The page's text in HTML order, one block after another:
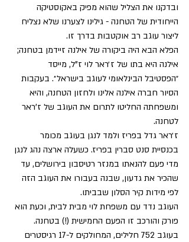
ובדקנו את הצליל שהוא מפיק באקוסטיקה
הייחודית של הטחנה - גילינו לצערנו שלא נצליח
ליצור עוגב רב אוקטבות בדרך זו.
הפלא הבא היה ביקורה של אילנה זיידמן בטחנה;
אילנה היא בתו של ז׳ראר לוי ז"ל, מייסד
״הפסטיבל הבינלאומי לעוגב בישראל״. בעקבות
הסיור חברה אילנה אלינו ולחזון הטחנה, והיא
ומשפחתה החליטו לתרום את העוגב של ז'ראר
לטחנה.
ז׳ראר גדל בפריז ולמד לנגן בעוגב מכומר
בכנסיית סנט סברין בפריז. כשעלה ארצה נהג לנגן
מדי פעם להנאתו במנזר רטיסבון בירושלים, עד
שהכיר את גדעון, שבנה בעבורו את העוגב הזה
לפי מידות קיר הסלון שבביתו.
העוגב נדד עם משפחת לוי מבית לבית, וכעת הוא
פורק והורכב זו הפעם החמישית (!) בטחנה.
בעוגב 752 חלילים, המחולקים ל-17 רגיסטרים